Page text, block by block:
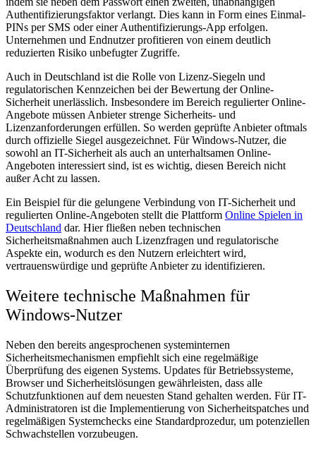
Authentifizierungsfaktor verlangt. Dies kann in Form eines Einmal-
PINs per SMS oder einer Authentifizierungs-App erfolgen.
Unternehmen und Endnutzer profitieren von einem deutlich
reduzierten Risiko unbefugter Zugriffe.
Auch in Deutschland ist die Rolle von Lizenz-Siegeln und
regulatorischen Kennzeichen bei der Bewertung der Online-
Sicherheit unerlässlich. Insbesondere im Bereich regulierter Online-
Angebote müssen Anbieter strenge Sicherheits- und
Lizenzanforderungen erfüllen. So werden geprüfte Anbieter oftmals
durch offizielle Siegel ausgezeichnet. Für Windows-Nutzer, die
sowohl an IT-Sicherheit als auch an unterhaltsamen Online-
Angeboten interessiert sind, ist es wichtig, diesen Bereich nicht
außer Acht zu lassen.
Ein Beispiel für die gelungene Verbindung von IT-Sicherheit und
regulierten Online-Angeboten stellt die Plattform Online Spielen in
Deutschland dar. Hier fließen neben technischen
Sicherheitsmaßnahmen auch Lizenzfragen und regulatorische
Aspekte ein, wodurch es den Nutzern erleichtert wird,
vertrauenswürdige und geprüfte Anbieter zu identifizieren.
Weitere technische Maßnahmen für
Windows-Nutzer
Neben den bereits angesprochenen systeminternen
Sicherheitsmechanismen empfiehlt sich eine regelmäßige
Überprüfung des eigenen Systems. Updates für Betriebssysteme,
Browser und Sicherheitslösungen gewährleisten, dass alle
Schutzfunktionen auf dem neuesten Stand gehalten werden. Für IT-
Administratoren ist die Implementierung von Sicherheitspatches und
regelmäßigen Systemchecks eine Standardprozedur, um potenziellen
Schwachstellen vorzubeugen.